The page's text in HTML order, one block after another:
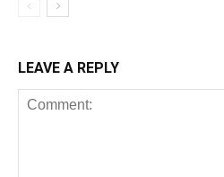
LEAVE A REPLY